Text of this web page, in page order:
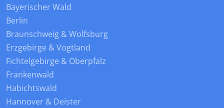
Bayerischer Wald
Berlin
Braunschweig & Wolfsburg
Erzgebirge & Vogtland
Fichtelgebirge & Oberpfalz
Frankenwald
Habichtswald
Hannover & Deister